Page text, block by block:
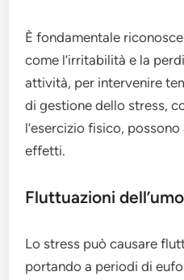
È fondamentale
come l’irritabilità e la
attività, per intervenire
di gestione dello stress,
l’esercizio fisico,
effetti.
Fluttuazioni
Lo stress può causare
portando a periodi di